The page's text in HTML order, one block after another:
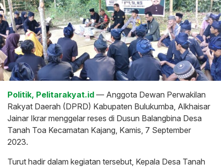
Politik, Pelitarakyat.id — Anggota Dewan Perwakilan
Rakyat Daerah (DPRD) Kabupaten Bulukumba, Alkhaisar
Jainar Ikrar menggelar reses di Dusun Balangbina Desa
Tanah Toa Kecamatan Kajang, Kamis, 7 September
2023.
Turut hadir dalam kegiatan tersebut, Kepala Desa Tanah